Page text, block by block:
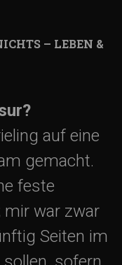
– LEBEN &
auf eine
gemacht.
feste
mir war zwar
Seiten im